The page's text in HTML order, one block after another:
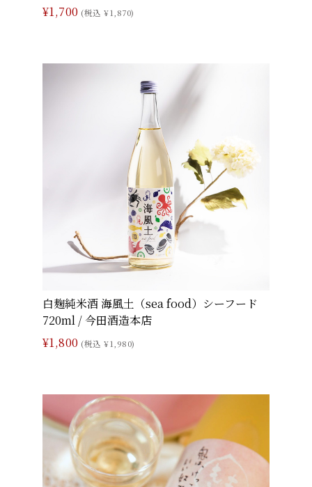
¥1,700 (税込 ¥1,870)
白麹純米酒 海風土（sea food）シーフード
720ml / 今田酒造本店
¥1,800 (税込 ¥1,980)